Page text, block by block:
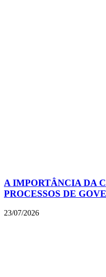
A IMPORTÂNCIA DA
PROCESSOS DE
23/07/2026